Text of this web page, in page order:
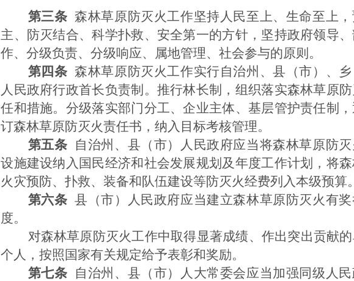
第三条 森林草原防灭火工作坚持人民至上、生命至上，
主、防灭结合、科学扑救、安全第一的方针，坚持政府领导
作、分级负责、分级响应、属地管理、社会参与的原则。
第四条 森林草原防灭火工作实行自治州、县（市）、乡
人民政府行政首长负责制。推行林长制，组织落实森林草原
任和措施。分级落实部门分工、企业主体、基层管护责任制
订森林草原防灭火责任书，纳入目标考核管理。
第五条
自治州、县（市）人民政府应当将森林草原防
设施建设纳入国民经济和社会发展规划及年度工作计划，将
火灾预防、扑救、装备和队伍建设等防灭火经费列入本级预算。
第六条 县（市）人民政府应当建立森林草原防灭火有奖
度。
对森林草原防灭火工作中取得显著成绩、作出突出贡献的
个人，按照国家有关规定给予表彰和奖励。
第七条
自治州、县（市）人大常委会应当加强同级人